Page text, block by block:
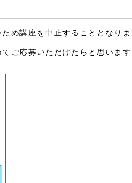
め講座を中止することとなりま
ご応募いただけたらと思います